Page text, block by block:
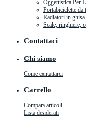
Oggettistica Per
Portabiciclette da
Radiatori in
Scale, ringhiere,
Contattaci
Chi siamo
Come contattarci
Carrello
Compara articoli
Lista desiderati